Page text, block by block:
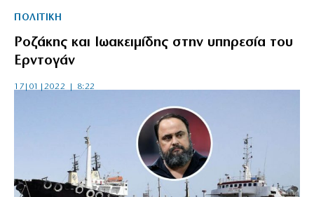
ΠΟΛΙΤΙΚΗ
Ροζάκης και Ιωακειμίδης στην υπηρεσία του
Ερντογάν
17|01|2022 | 8:22